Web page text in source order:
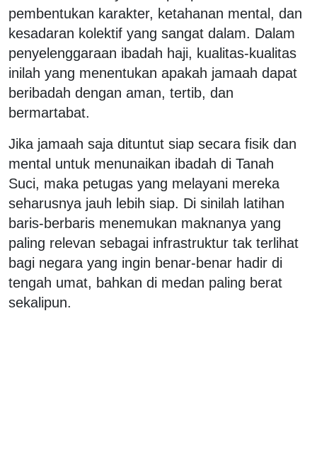
pembentukan karakter, ketahanan mental, dan
kesadaran kolektif yang sangat dalam. Dalam
penyelenggaraan ibadah haji, kualitas-kualitas
inilah yang menentukan apakah jamaah dapat
beribadah dengan aman, tertib, dan
bermartabat.
Jika jamaah saja dituntut siap secara fisik dan
mental untuk menunaikan ibadah di Tanah
Suci, maka petugas yang melayani mereka
seharusnya jauh lebih siap. Di sinilah latihan
baris-berbaris menemukan maknanya yang
paling relevan sebagai infrastruktur tak terlihat
bagi negara yang ingin benar-benar hadir di
tengah umat, bahkan di medan paling berat
sekalipun.